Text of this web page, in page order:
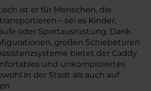
ist er für Menschen, die
– sei es Kinder,
oder Sportausrüstung. Dank
großen Schiebetüren
bietet der Caddy
und unkompliziertes
in der Stadt als auch auf